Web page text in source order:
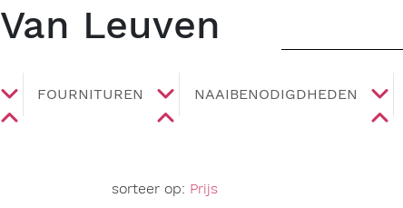
Van Leuven
FOURNITUREN NAAIBENODIGDHEDEN
sorteer op: Prijs